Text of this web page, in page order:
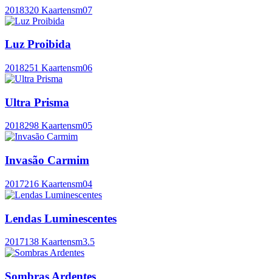
2018320 Kaartensm07
Luz Proibida
2018251 Kaartensm06
Ultra Prisma
2018298 Kaartensm05
Invasão Carmim
2017216 Kaartensm04
Lendas Luminescentes
2017138 Kaartensm3.5
Sombras Ardentes